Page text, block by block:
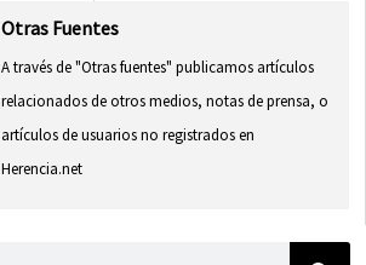
Otras Fuentes
A través de "Otras fuentes" publicamos artículos
relacionados de otros medios, notas de prensa, o
artículos de usuarios no registrados en
Herencia.net